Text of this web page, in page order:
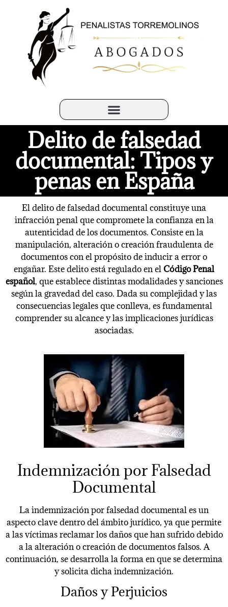
Delito de falsedad
documental: Tipos y
penas en España
El delito de falsedad documental constituye una
infracción penal que compromete la confianza en la
autenticidad de los documentos. Consiste en la
manipulación, alteración o creación fraudulenta de
documentos con el propósito de inducir a error o
engañar. Este delito está regulado en elCódigo Penal
español, que establece distintas modalidades y sanciones
según la gravedad del caso. Dada su complejidad y las
consecuencias legales que conlleva, es fundamental
comprender su alcance y las implicaciones jurídicas
asociadas.
Indemnización por Falsedad
Documental
La indemnización por falsedad documental es un
aspecto clave dentro del ámbito jurídico, ya que permite
a las víctimas reclamar los daños que han sufrido debido
a la alteración o creación de documentos falsos. A
continuación, se desarrolla la forma en que se determina
y solicita dicha indemnización.
Daños y Perjuicios